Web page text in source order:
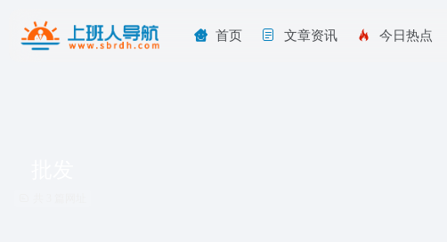
首页 文章资讯 今日热点